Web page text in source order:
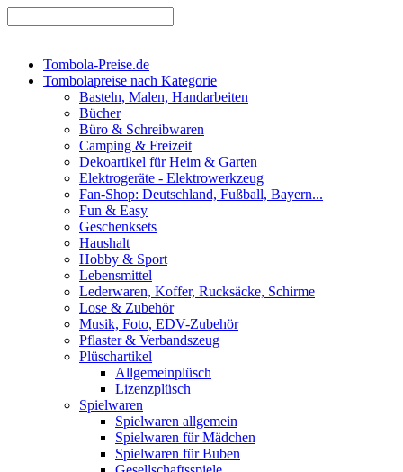
Tombola-Preise.de
Tombolapreise nach Kategorie
Basteln, Malen, Handarbeiten
Bücher
Büro & Schreibwaren
Camping & Freizeit
Dekoartikel für Heim & Garten
Elektrogeräte - Elektrowerkzeug
Fan-Shop: Deutschland, Fußball, Bayern...
Fun & Easy
Geschenksets
Haushalt
Hobby & Sport
Lebensmittel
Lederwaren, Koffer, Rucksäcke, Schirme
Lose & Zubehör
Musik, Foto, EDV-Zubehör
Pflaster & Verbandszeug
Plüschartikel
Allgemeinplüsch
Lizenzplüsch
Spielwaren
Spielwaren allgemein
Spielwaren für Mädchen
Spielwaren für Buben